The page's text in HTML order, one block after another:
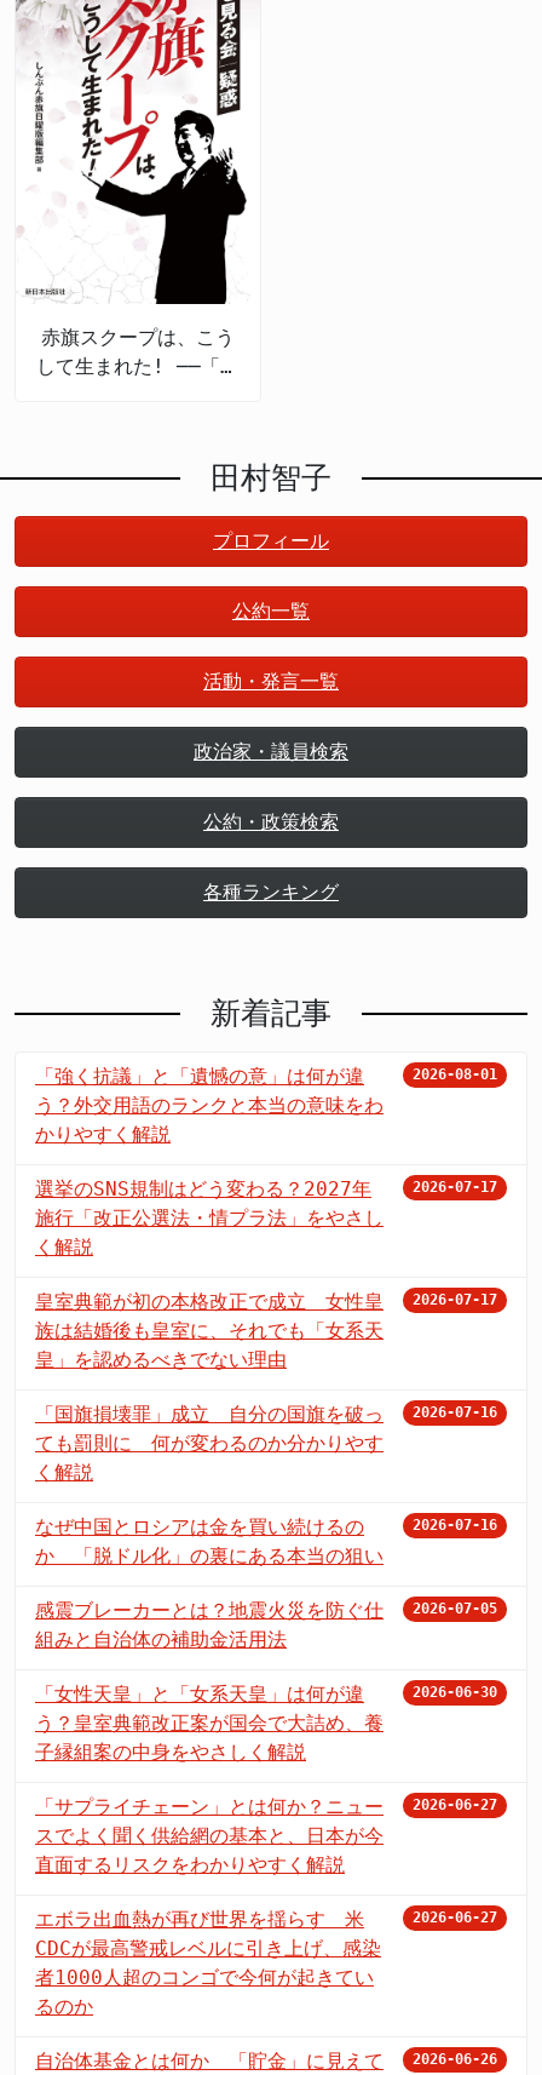
赤旗スクープは、こう
して生まれた! ──「桜
田村智子
プロフィール
公約一覧
活動・発言一覧
政治家・議員検索
公約・政策検索
各種ランキング
新着記事
「強く抗議」と「遺憾の意」は何が違
う？外交用語のランクと本当の意味をわ
かりやすく解説
2026-08-01
選挙のSNS規制はどう変わる？2027年
施行「改正公選法・情プラ法」をやさし
く解説
2026-07-17
皇室典範が初の本格改正で成立 女性皇
族は結婚後も皇室に、それでも「女系天
皇」を認めるべきでない理由
2026-07-17
「国旗損壊罪」成立 自分の国旗を破っ
ても罰則に 何が変わるのか分かりやす
く解説
2026-07-16
なぜ中国とロシアは金を買い続けるの
か 「脱ドル化」の裏にある本当の狙い
2026-07-16
感震ブレーカーとは？地震火災を防ぐ仕
組みと自治体の補助金活用法
2026-07-05
「女性天皇」と「女系天皇」は何が違
う？皇室典範改正案が国会で大詰め、養
子縁組案の中身をやさしく解説
2026-06-30
「サプライチェーン」とは何か？ニュー
スでよく聞く供給網の基本と、日本が今
直面するリスクをわかりやすく解説
2026-06-27
エボラ出血熱が再び世界を揺らす 米
CDCが最高警戒レベルに引き上げ、感染
者1000人超のコンゴで今何が起きてい
るのか
2026-06-27
自治体基金とは何か 「貯金」に見えて
2026-06-26